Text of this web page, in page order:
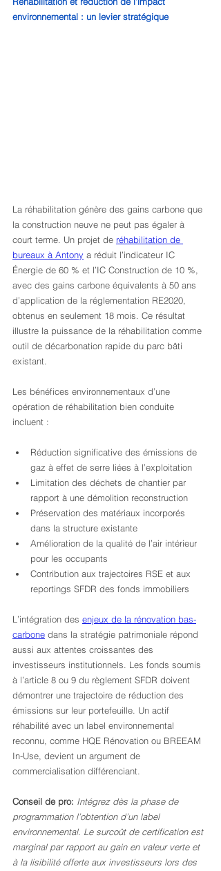
environnemental : un levier stratégique
La réhabilitation génère des gains carbone que
la construction neuve ne peut pas égaler à
court terme. Un projet de réhabilitation de
bureaux à Antony a réduit l’indicateur IC
Énergie de 60 % et l’IC Construction de 10 %,
avec des gains carbone équivalents à 50 ans
d’application de la réglementation RE2020,
obtenus en seulement 18 mois. Ce résultat
illustre la puissance de la réhabilitation comme
outil de décarbonation rapide du parc bâti
existant.
Les bénéfices environnementaux d’une
opération de réhabilitation bien conduite
incluent :
Réduction significative des émissions de
gaz à effet de serre liées à l’exploitation
Limitation des déchets de chantier par
rapport à une démolition reconstruction
Préservation des matériaux incorporés
dans la structure existante
Amélioration de la qualité de l’air intérieur
pour les occupants
Contribution aux trajectoires RSE et aux
reportings SFDR des fonds immobiliers
L’intégration des enjeux de la rénovation bas-
carbone dans la stratégie patrimoniale répond
aussi aux attentes croissantes des
investisseurs institutionnels. Les fonds soumis
à l’article 8 ou 9 du règlement SFDR doivent
démontrer une trajectoire de réduction des
émissions sur leur portefeuille. Un actif
réhabilité avec un label environnemental
reconnu, comme HQE Rénovation ou BREEAM
In-Use, devient un argument de
commercialisation différenciant.
Conseil de pro: Intégrez dès la phase de
programmation l’obtention d’un label
environnemental. Le surcoût de certification est
marginal par rapport au gain en valeur verte et
à la lisibilité offerte aux investisseurs lors des